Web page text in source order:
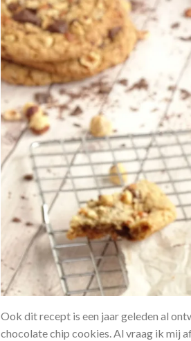
Ook dit recept is een jaar geleden al
chocolate chip cookies. Al vraag ik mij